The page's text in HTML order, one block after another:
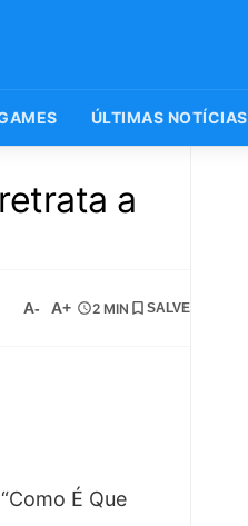
ÚLTIMAS NOTÍCIAS
a
A- A+ 2 MIN SALVE
“Como É Que